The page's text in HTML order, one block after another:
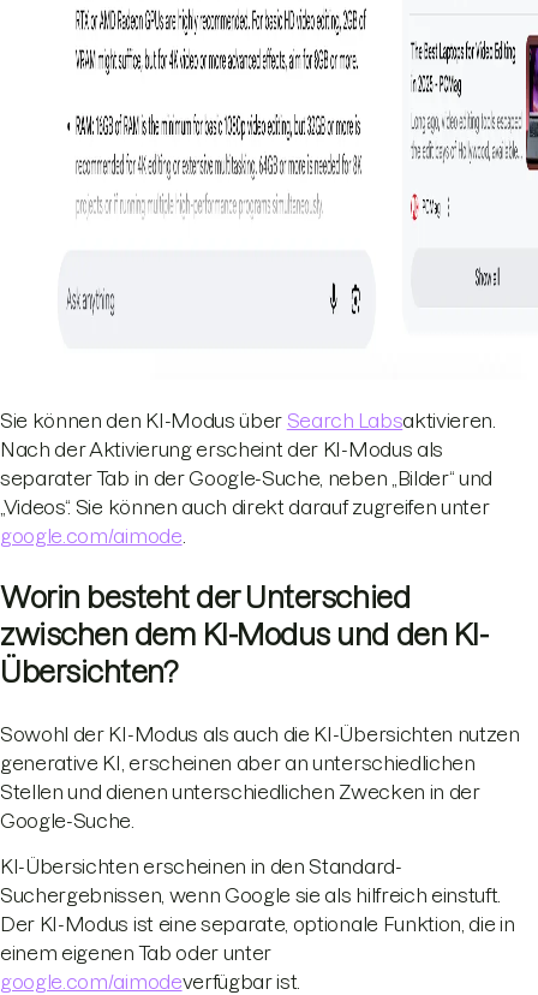
Sie können den KI-Modus über Search Labsaktivieren.
Nach der Aktivierung erscheint der KI-Modus als
separater Tab in der Google-Suche, neben „Bilder“ und
„Videos“. Sie können auch direkt darauf zugreifen unter
google.com/aimode
Worin besteht der Unterschied
zwischen dem KI-Modus und den KI-
Übersichten?
Sowohl der KI-Modus als auch die KI-Übersichten nutzen
generative KI, erscheinen aber an unterschiedlichen
Stellen und dienen unterschiedlichen Zwecken in der
Google-Suche.
KI-Übersichten erscheinen in den Standard-
Suchergebnissen, wenn Google sie als hilfreich einstuft.
Der KI-Modus ist eine separate, optionale Funktion, die in
einem eigenen Tab oder unter
google.com/aimodeverfügbar ist.